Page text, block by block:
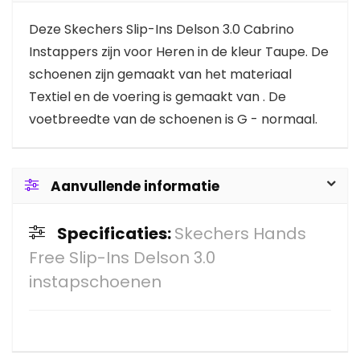
Deze Skechers Slip-Ins Delson 3.0 Cabrino
Instappers zijn voor Heren in de kleur Taupe. De
schoenen zijn gemaakt van het materiaal
Textiel en de voering is gemaakt van . De
voetbreedte van de schoenen is G - normaal.
Aanvullende informatie
Specificaties:Skechers Hands
Free Slip-Ins Delson 3.0
instapschoenen